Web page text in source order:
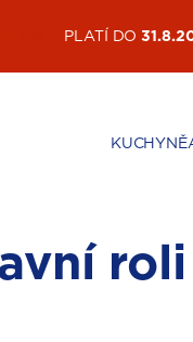
PLATÍ DO
KUCHYNĚ